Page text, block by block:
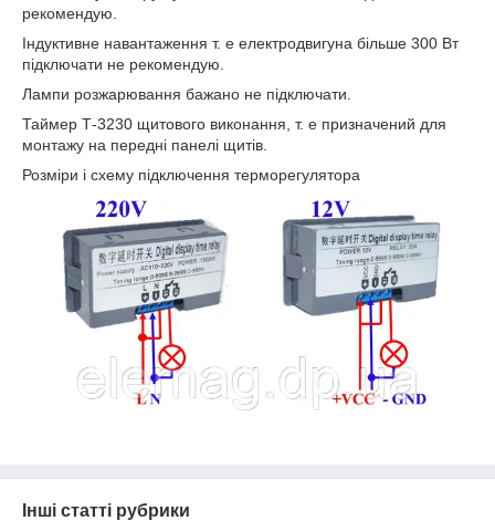
рекомендую.
Індуктивне навантаження т. е електродвигуна більше 300 Вт
підключати не рекомендую.
Лампи розжарювання бажано не підключати.
Таймер Т-3230 щитового виконання, т. е призначений для
монтажу на передні панелі щитів.
Розміри і схему підключення терморегулятора
Інші статті рубрики